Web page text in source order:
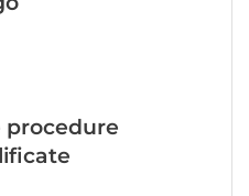
procedure